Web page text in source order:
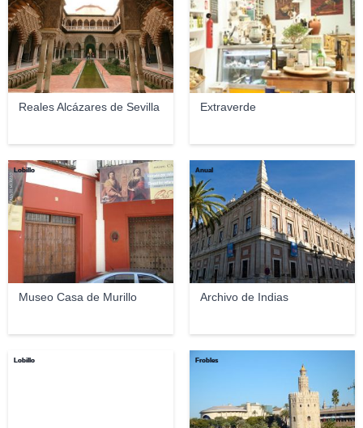
Reales Alcázares de Sevilla Extraverde
Museo Casa de Murillo
Lobillo
Archivo de Indias
Anual
Lobillo Frobles